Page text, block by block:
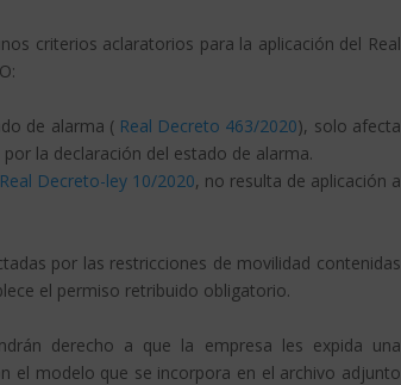
criterios aclaratorios para la aplicación del Real
de alarma ( Real Decreto 463/2020), solo afecta
la declaración del estado de alarma.
Real Decreto-ley 10/2020, no resulta de aplicación a
por las restricciones de movilidad contenidas
el permiso retribuido obligatorio.
derecho a que la empresa les expida una
el modelo que se incorpora en el archivo adjunto